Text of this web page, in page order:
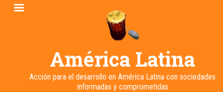
Pasar
América Latina
Acción para el desarrollo en América Latina con sociedades
informadas y comprometidas